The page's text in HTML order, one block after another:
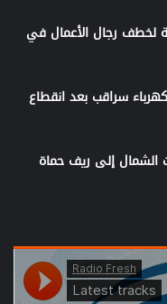
لخطف رجال الأعمال في
سراقب بعد انقطاع